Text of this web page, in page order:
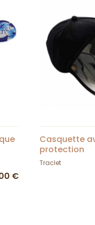
€
Casquette
protection
Traclet